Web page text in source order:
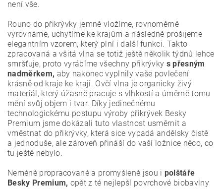
není vše.
Rouno do přikrývky jemně vložíme, rovnoměrně
vyrovnáme, uchytíme ke krajům a následně prošijeme
elegantním vzorem, který plní i další funkci. Takto
zpracovaná a všitá vlna se totiž ještě několik týdnů lehce
smršťuje, proto vyrábíme všechny přikrývky s přesným
nadměrkem, aby nakonec vyplnily vaše povlečení
krásně od kraje ke kraji. Ovčí vlna je organicky živý
materiál, který úžasně pracuje s vlhkostí a úměrně tomu
mění svůj objem i tvar. Díky jedinečnému
technologickému postupu výroby přikrývek Besky
Premium jsme dokázali tuto vlastnost usměrnit a
vměstnat do přikrývky, která sice vypadá andělsky čistě
a jednoduše, ale zároveň přináší do vaší ložnice něco, co
tu ještě nebylo.
Neméně propracované a promyšlené jsou i polštáře
Besky Premium, opět z té nejlepší povrchové biobavlny